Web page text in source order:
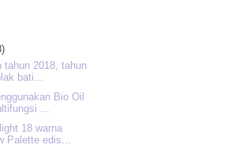
tahun 2018, tahun
bati...
Bio Oil
...
18 warna
Palette edis...